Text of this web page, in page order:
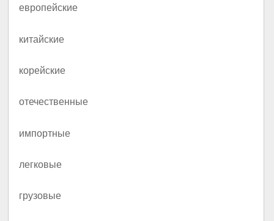
европейские
китайские
корейские
отечественные
импортные
легковые
грузовые